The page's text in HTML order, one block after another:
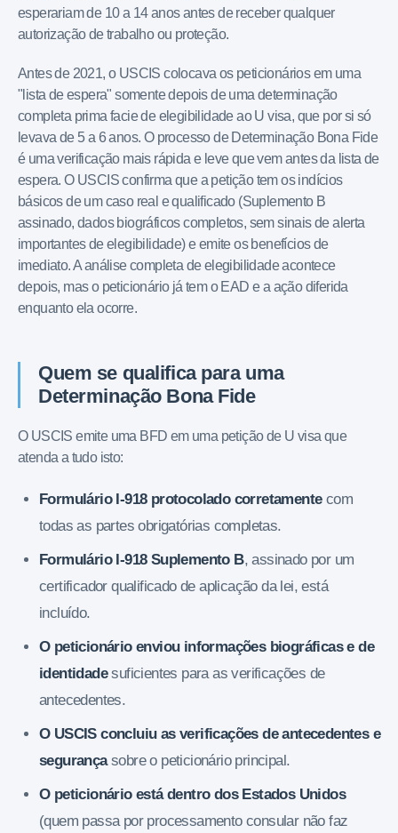
esperariam de 10 a 14 anos antes de receber qualquer
autorização de trabalho ou proteção.
Antes de 2021, o USCIS colocava os peticionários em uma
"lista de espera" somente depois de uma determinação
completa prima facie de elegibilidade ao U visa, que por si só
levava de 5 a 6 anos. O processo de Determinação Bona Fide
é uma verificação mais rápida e leve que vem antes da lista de
espera. O USCIS confirma que a petição tem os indícios
básicos de um caso real e qualificado (Suplemento B
assinado, dados biográficos completos, sem sinais de alerta
importantes de elegibilidade) e emite os benefícios de
imediato. A análise completa de elegibilidade acontece
depois, mas o peticionário já tem o EAD e a ação diferida
enquanto ela ocorre.
Quem se qualifica para uma
Determinação Bona Fide
O USCIS emite uma BFD em uma petição de U visa que
atenda a tudo isto:
Formulário I-918 protocolado corretamentecom
todas as partes obrigatórias completas.
Formulário I-918 Suplemento B, assinado por um
certificador qualificado de aplicação da lei, está
incluído.
O peticionário enviou informações biográficas e de
identidadesuficientes para as verificações de
antecedentes.
O USCIS concluiu as verificações de antecedentes e
segurançasobre o peticionário principal.
O peticionário está dentro dos Estados Unidos
(quem passa por processamento consular não faz